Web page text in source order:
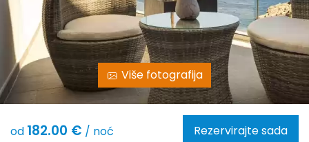
Više fotografija
od 182.00 € / noć Rezervirajte sada